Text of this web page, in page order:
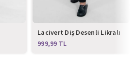
Lacivert Diş Desenli Likralı
Alt Üst Takım
TL